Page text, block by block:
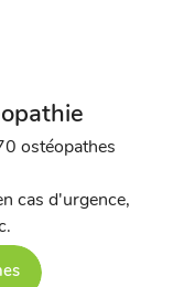
ostéopathes
cas d'urgence,